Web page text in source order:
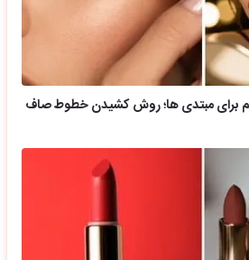
برای مبتدی ها؛ روش کشیدن خطوط صاف